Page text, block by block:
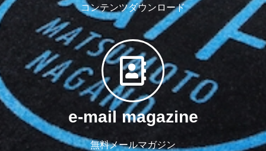
コンテンツダウンロード
e-mail magazine
無料メールマガジン